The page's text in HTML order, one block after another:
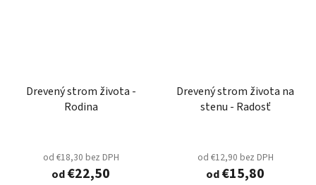
Drevený strom života -
Rodina
od €18,30 bez DPH
od€22,50
Drevený strom života na
stenu - Radosť
od €12,90 bez DPH
od€15,80